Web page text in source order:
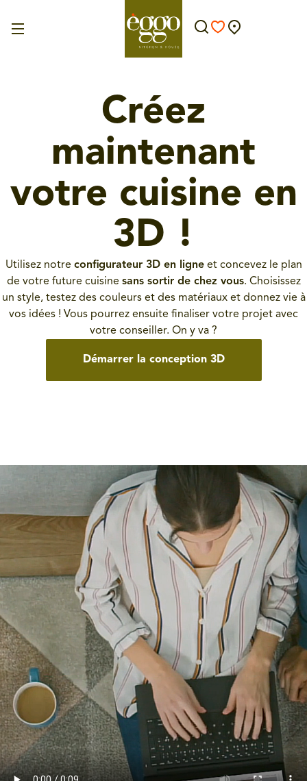
Créez
maintenant
votre cuisine en
3D !
Utilisez notre configurateur 3D en ligneet concevez le plan
de votre future cuisine sans sortir de chez vous. Choisissez
un style, testez des couleurs et des matériaux et donnez vie à
vos idées ! Vous pourrez ensuite finaliser votre projet avec
votre conseiller. On y va ?
Démarrer la conception 3D